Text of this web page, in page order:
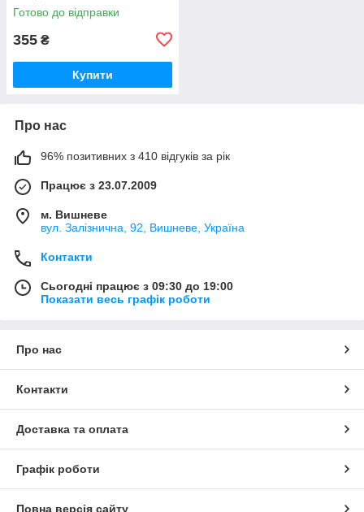
Готово до відправки
355 ₴
Купити
Про нас
96% позитивних з 410 відгуків за рік
Працює з 23.07.2009
м. Вишневе
вул. Залізнична, 92, Вишневе, Україна
Контакти
Сьогодні працює з 09:30 до 19:00
Показати весь графік роботи
Про нас
Контакти
Доставка та оплата
Графік роботи
Повна версія сайту